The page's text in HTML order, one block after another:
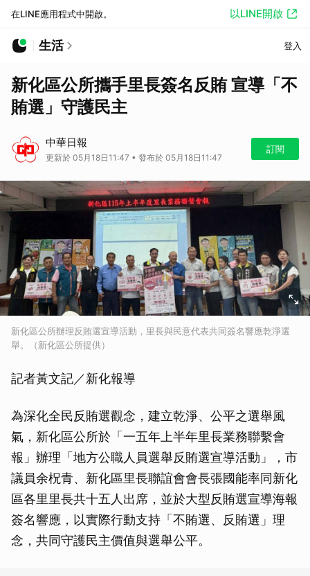
在LINE應用程式中開啟。 以LINE開啟
生活 登入
新化區公所攜手里長簽名反賄 宣導「不
賄選」守護民主
中華日報
更新於 05月18日11:47 • 發布於 05月18日11:47
訂閱
新化區公所辦理反賄選宣導活動，里長與民意代表共同簽名響應乾淨選
舉。（新化區公所提供）
記者黃文記／新化報導
為深化全民反賄選觀念，建立乾淨、公平之選舉風
氣，新化區公所於「一五年上半年里長業務聯繫會
報」辦理「地方公職人員選舉反賄選宣導活動」，市
議員余柷青、新化區里長聯誼會會長張國能率同新化
區各里里長共十五人出席，並於大型反賄選宣導海報
簽名響應，以實際行動支持「不賄選、反賄選」理
念，共同守護民主價值與選舉公平。